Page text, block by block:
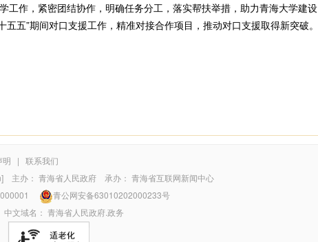
作，紧密团结协作，明确任务分工，落实帮扶举措，助力青海大学建设
五”期间对口支援工作，精准对接合作项目，推动对口支援取得新突破。
明 | 联系我们
主办： 青海省人民政府 承办： 青海省互联网新闻中心
青公网安备63010202000233号
域名： 青海省人民政府.政务